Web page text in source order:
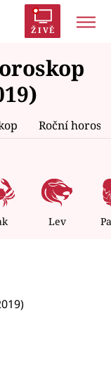
ŽIVĚ
AYTO?
Roční
Lev